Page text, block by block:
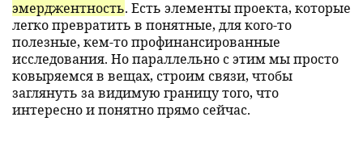
эмерджентность. Есть элементы проекта, которые
легко превратить в понятные, для кого-то
полезные, кем-то профинансированные
исследования. Но параллельно с этим мы просто
ковыряемся в вещах, строим связи, чтобы
заглянуть за видимую границу того, что
интересно и понятно прямо сейчас.